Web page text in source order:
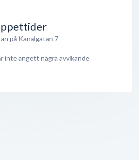
på Kanalgatan 7
inte angett några avvikande